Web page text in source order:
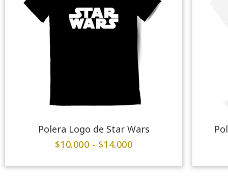
Polera Logo de Star Wars
$10.000 - $14.000